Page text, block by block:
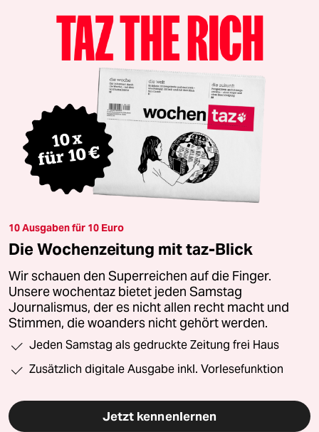
10 Ausgaben für 10 Euro
Die Wochenzeitung mit taz-Blick
Wir schauen den Superreichen auf die Finger.
Unsere wochentaz bietet jeden Samstag
Journalismus, der es nicht allen recht macht und
Stimmen, die woanders nicht gehört werden.
Jeden Samstag als gedruckte Zeitung frei Haus
Zusätzlich digitale Ausgabe inkl. Vorlesefunktion
Jetzt kennenlernen